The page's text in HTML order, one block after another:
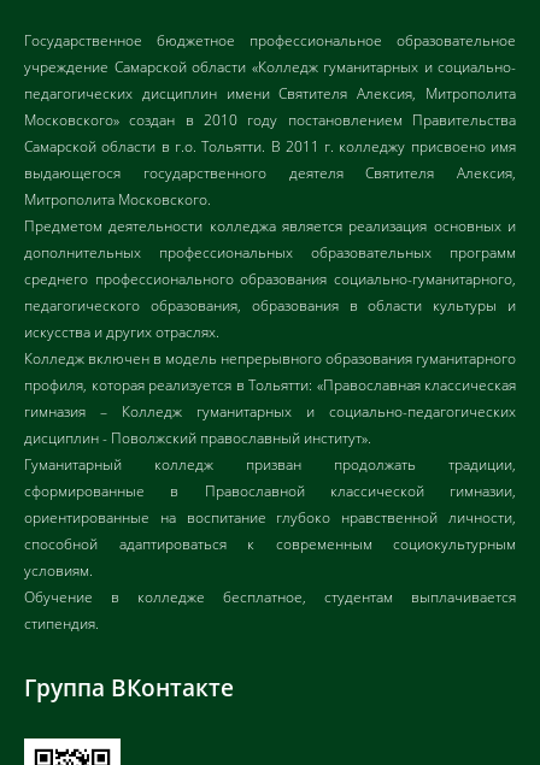
Государственное бюджетное профессиональное образовательное
учреждение Самарской области «Колледж гуманитарных и социально-
педагогических дисциплин имени Святителя Алексия, Митрополита
Московского» создан в 2010 году постановлением Правительства
Самарской области в г.о. Тольятти. В 2011 г. колледжу присвоено имя
выдающегося государственного деятеля Святителя Алексия,
Митрополита Московского.
Предметом деятельности колледжа является реализация основных и
дополнительных профессиональных образовательных программ
среднего профессионального образования социально-гуманитарного,
педагогического образования, образования в области культуры и
искусства и других отраслях.
Колледж включен в модель непрерывного образования гуманитарного
профиля, которая реализуется в Тольятти: «Православная классическая
гимназия – Колледж гуманитарных и социально-педагогических
дисциплин - Поволжский православный институт».
Гуманитарный колледж призван продолжать традиции,
сформированные в Православной классической гимназии,
ориентированные на воспитание глубоко нравственной личности,
способной адаптироваться к современным социокультурным
условиям.
Обучение в колледже бесплатное, студентам выплачивается
стипендия.
Группа ВКонтакте